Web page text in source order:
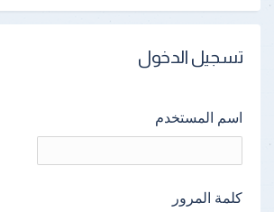
تسجيل الدخول
اسم المستخدم
كلمة المرور